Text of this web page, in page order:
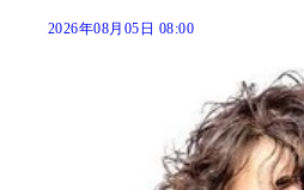
2026年08月05日 08:00